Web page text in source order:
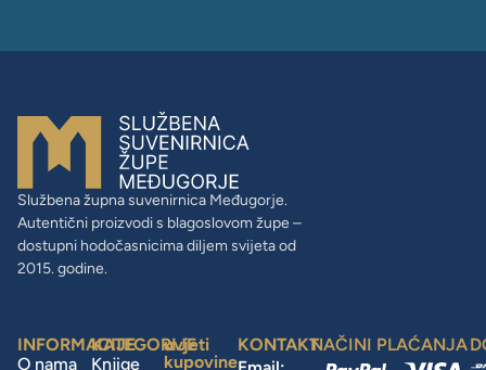
Službena župna suvenirnica Međugorje.
Autentični proizvodi s blagoslovom župe –
dostupni hodočasnicima diljem svijeta od
2015. godine.
INFORMACIJE
O nama
KATEGORIJE
Knjige
uvjeti
kupovine
KONTAKTNAČINI PLAĆANJA